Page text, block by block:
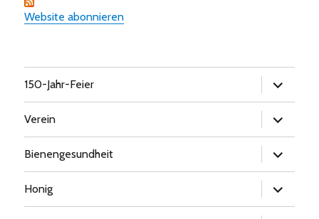
Website abonnieren
150-Jahr-Feier
öffnen
Verein
öffnen
Bienengesundheit
öffnen
Honig
öffnen